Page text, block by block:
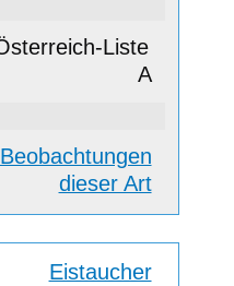
A
Beobachtungen
dieser Art
Eistaucher